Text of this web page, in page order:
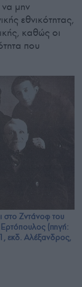
μην
εθνικότητας,
καθώς οι
που
στο Ζντάνοφ του
(πηγή:
εκδ. Αλέξανδρος,